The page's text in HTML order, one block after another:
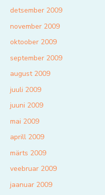
detsember 2009
november 2009
oktoober 2009
september 2009
august 2009
juuli 2009
juuni 2009
mai 2009
aprill 2009
märts 2009
veebruar 2009
jaanuar 2009